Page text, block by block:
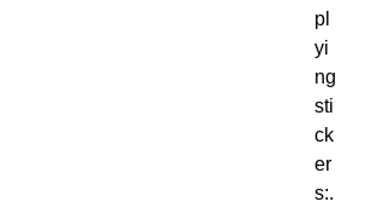
pl
yi
ng
sti
ck
er
s:.